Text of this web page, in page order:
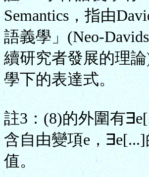
Semantics，指由
語義學」(Neo-
續研究者發展的理
學下的表達式。
註3：(8)的外圍有
含自由變項e，
值。